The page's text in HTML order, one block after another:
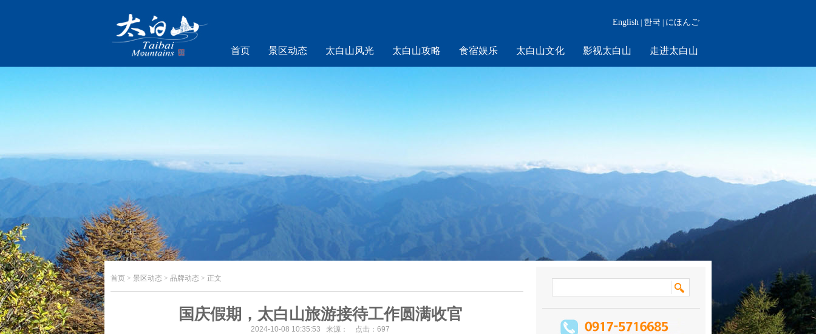
English 한국 にほんご
首页 景区动态 太白山风光 太白山攻略 食宿娱乐 太白山文化 影视太白山 走进太白山
首页 > 景区动态 > 品牌动态 > 正文
国庆假期，太白山旅游接待工作圆满收官
2024-10-08 10:35:53 来源： 点击： 697